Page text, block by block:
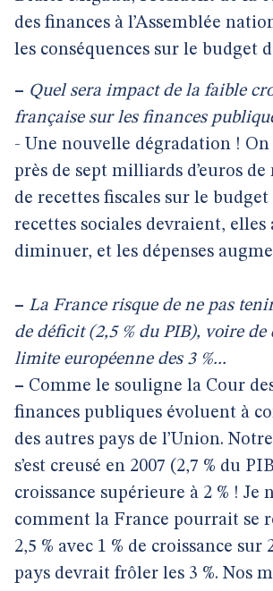
des finances à l’Assemblée
les conséquences sur le budget
– Quel sera impact de la faible
française sur les finances
- Une nouvelle dégradation !
près de sept milliards d’euros
de recettes fiscales sur le budget
recettes sociales devraient, elles
diminuer, et les dépenses
– La France risque de ne pas
de déficit (2,5 % du PIB), voire de
limite européenne des 3 %...
– Comme le souligne la Cour
finances publiques évoluent à
des autres pays de l’Union.
s’est creusé en 2007 (2,7 % du
croissance supérieure à 2 % ! Je
comment la France pourrait se
2,5 % avec 1 % de croissance sur
pays devrait frôler les 3 %. Nos